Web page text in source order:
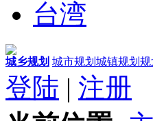
台湾
城乡规划 城市规划 城镇规划 规
登陆 | 注册